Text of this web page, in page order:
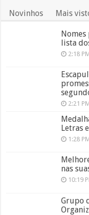
Novinhos Mais
lista
2:18
2:21
Letras
1:28
nas
10:19
Grupo